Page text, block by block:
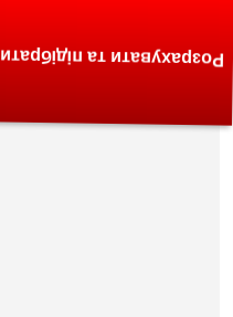
Розрахувати та підібрати